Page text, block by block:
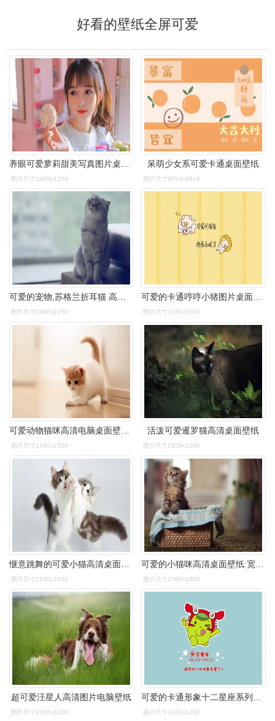
好看的壁纸全屏可爱
图片尺寸1920x1200
呆萌少女系可爱卡通桌面壁纸
图片尺寸9454x6618
可爱的宠物,苏格兰折耳猫 高清壁纸12 - 1680x1050
图片尺寸1680x1050
可爱的卡通哼哼小猪图片桌面壁纸
图片尺寸1920x1080
图片尺寸1680x1050
活泼可爱暹罗猫高清桌面壁纸
图片尺寸1920x1200
图片尺寸1920x1080 图片尺寸2560x1600
超可爱汪星人高清图片电脑壁纸
图片尺寸1920x1200
可爱的卡通形象十二星座系列桌面壁纸高清图片(2)
图片尺寸1920x1200